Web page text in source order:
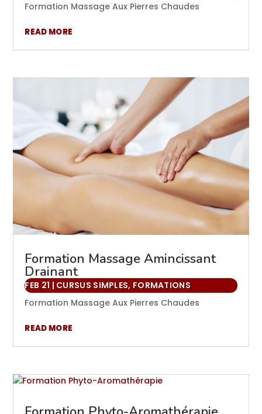
Formation Massage Aux Pierres Chaudes
READ MORE
Formation Massage Amincissant
Drainant
FEB 21 | CURSUS SIMPLES, FORMATIONS
Formation Massage Aux Pierres Chaudes
READ MORE